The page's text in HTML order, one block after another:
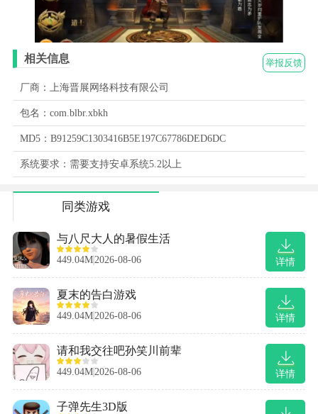
举报反馈
相关信息
厂商：上海晋展网络科技有限公司
包名：com.blbr.xbkh
MD5：B91259C1303416B5E197C67786DED6DC
系统要求：需要支持安卓系统5.2以上
同类游戏
详情
与八尺大人的暑假生活
449.04M2026-08-06
详情
夏末的告白游戏
449.04M2026-08-06
详情
请和我交往吧孙笑川前辈
449.04M2026-08-06
子弹先生3D版